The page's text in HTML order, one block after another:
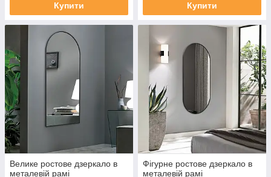
Купити Купити
Велике ростове дзеркало в
металевій рамі
Фігурне ростове дзеркало в
металевій рамі